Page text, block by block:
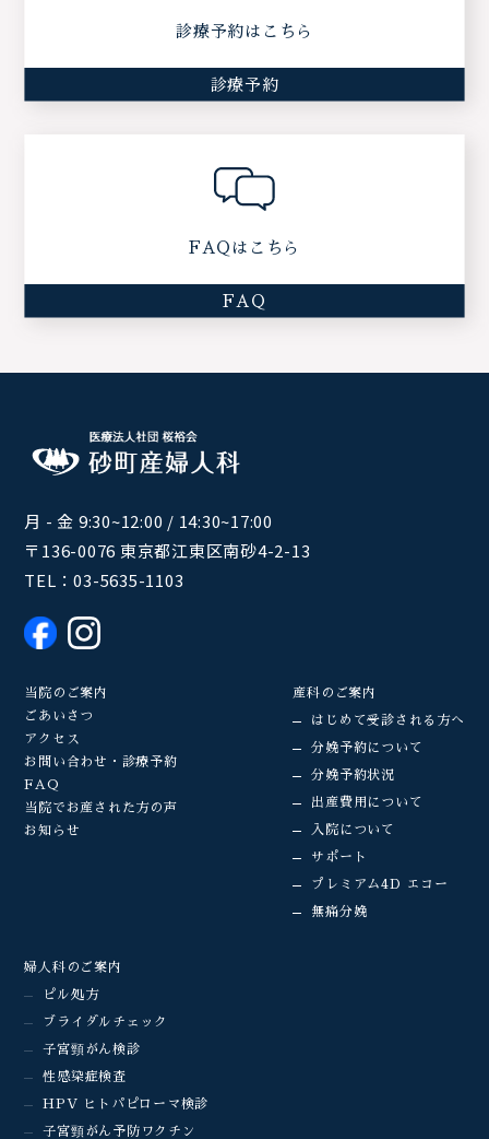
診療予約はこちら
診療予約
FAQはこちら
FAQ
月 - 金 9:30~12:00 / 14:30~17:00
〒136-0076 東京都江東区南砂4-2-13
TEL：03-5635-1103
当院のご案内
ごあいさつ
アクセス
お問い合わせ・診療予約
FAQ
当院でお産された方の声
お知らせ
産科のご案内
はじめて受診される方へ
分娩予約について
分娩予約状況
出産費用について
入院について
サポート
プレミアム4D エコー
無痛分娩
婦人科のご案内
ピル処方
ブライダルチェック
子宮頸がん検診
性感染症検査
HPV ヒトパピローマ検診
子宮頸がん予防ワクチン